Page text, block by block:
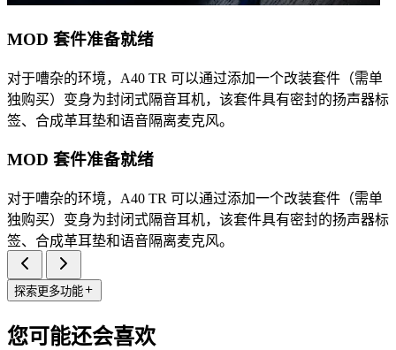
MOD 套件准备就绪
对于嘈杂的环境，A40 TR 可以通过添加一个改装套件（需单
独购买）变身为封闭式隔音耳机，该套件具有密封的扬声器标
签、合成革耳垫和语音隔离麦克风。
MOD 套件准备就绪
对于嘈杂的环境，A40 TR 可以通过添加一个改装套件（需单
独购买）变身为封闭式隔音耳机，该套件具有密封的扬声器标
签、合成革耳垫和语音隔离麦克风。
探索更多功能
您可能还会喜欢